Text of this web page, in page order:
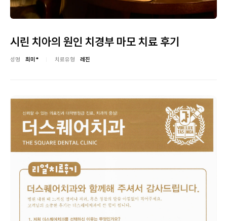
시린 치아의 원인 치경부 마모 치료 후기
성명 최미* 치료유형 레진